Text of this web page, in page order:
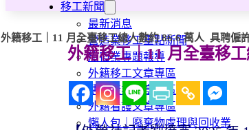
移工新聞
最新消息
營造業移工重點新聞
旅宿業專題報導
外籍移工文章專區
傳統產業文章專區
外籍看護文章專區
懶人包｜廢棄物處理與回收業
外籍移工｜11 月全臺移工總人數約 86.6 萬人 具聘僱
外籍移工｜11 月全臺移